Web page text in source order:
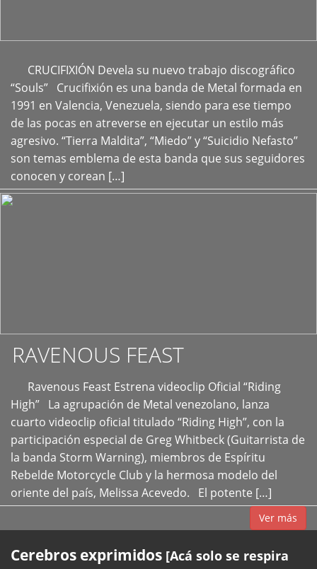
CRUCIFIXIÓN Devela su nuevo trabajo discográfico
“Souls” Crucifixión es una banda de Metal formada en
1991 en Valencia, Venezuela, siendo para ese tiempo
de las pocas en atreverse en ejecutar un estilo más
agresivo. “Tierra Maldita”, “Miedo” y “Suicidio Nefasto”
son temas emblema de esta banda que sus seguidores
conocen y corean […]
+
RAVENOUS FEAST
Ravenous Feast Estrena videoclip Oficial “Riding
High” La agrupación de Metal venezolano, lanza
cuarto videoclip oficial titulado “Riding High”, con la
participación especial de Greg Whitbeck (Guitarrista de
la banda Storm Warning), miembros de Espíritu
Rebelde Motorcycle Club y la hermosa modelo del
oriente del país, Melissa Acevedo. El potente […]
Ver más
Cerebros exprimidos [Acá solo se respira